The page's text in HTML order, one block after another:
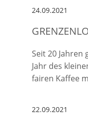
24.09.2021
Seit 20 Jahren
Jahr des
fairen Kaffee
22.09.2021